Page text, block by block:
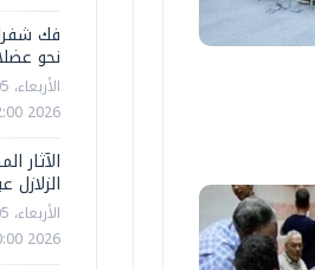
فك
نحو
2026 12:00 م
الآثار
الزلازل
2026 10:00 ص